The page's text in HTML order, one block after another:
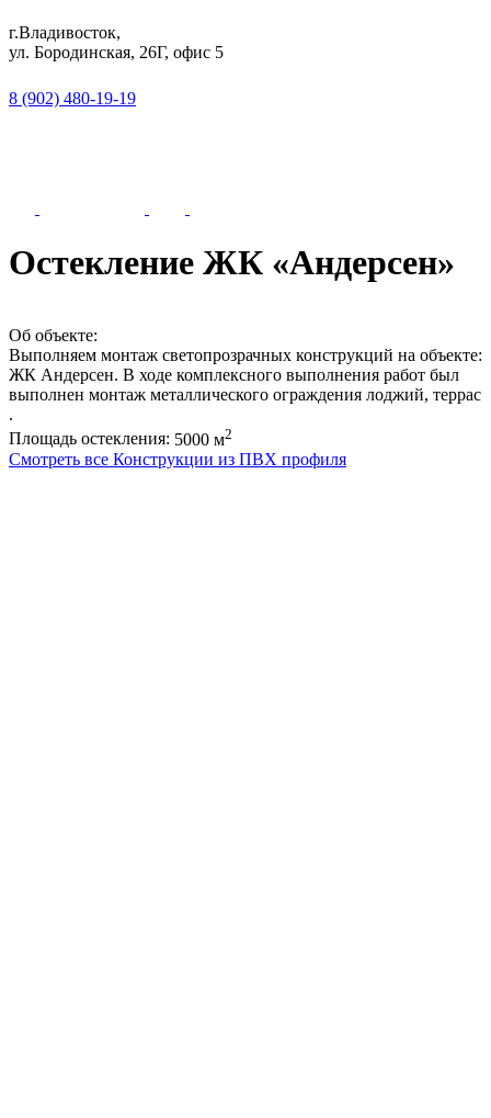
г.Владивосток,
ул. Бородинская, 26Г, офис 5
8 (902) 480-19-19
Остекление ЖК «Андерсен»
Об объекте:
Выполняем монтаж светопрозрачных конструкций на объекте:
ЖК Андерсен. В ходе комплексного выполнения работ был
выполнен монтаж металлического ограждения лоджий, террас
.
Площадь остекления: 5000 м2
Смотреть все Конструкции из ПВХ профиля